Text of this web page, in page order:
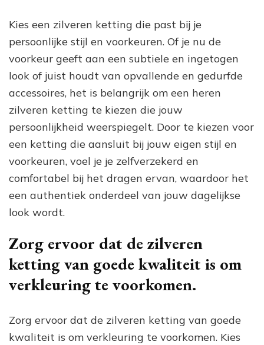
Kies een zilveren ketting die past bij je
persoonlijke stijl en voorkeuren. Of je nu de
voorkeur geeft aan een subtiele en ingetogen
look of juist houdt van opvallende en gedurfde
accessoires, het is belangrijk om een heren
zilveren ketting te kiezen die jouw
persoonlijkheid weerspiegelt. Door te kiezen voor
een ketting die aansluit bij jouw eigen stijl en
voorkeuren, voel je je zelfverzekerd en
comfortabel bij het dragen ervan, waardoor het
een authentiek onderdeel van jouw dagelijkse
look wordt.
Zorg ervoor dat de zilveren
ketting van goede kwaliteit is om
verkleuring te voorkomen.
Zorg ervoor dat de zilveren ketting van goede
kwaliteit is om verkleuring te voorkomen. Kies